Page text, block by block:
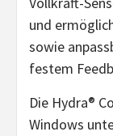
und
sowie
festem
Die Hydra®
Windows